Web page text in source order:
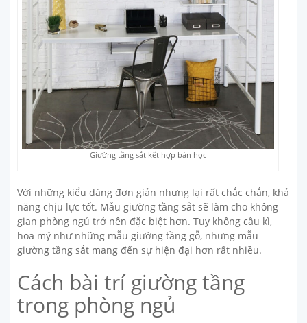
Giường tầng sắt kết hợp bàn học
Với những kiểu dáng đơn giản nhưng lại rất chắc chắn, khả
năng chịu lực tốt. Mẫu giường tầng sắt sẽ làm cho không
gian phòng ngủ trở nên đặc biệt hơn. Tuy không cầu kì,
hoa mỹ như những mẫu giường tầng gỗ, nhưng mẫu
giường tầng sắt mang đến sự hiện đại hơn rất nhiều.
Cách bài trí giường tầng
trong phòng ngủ